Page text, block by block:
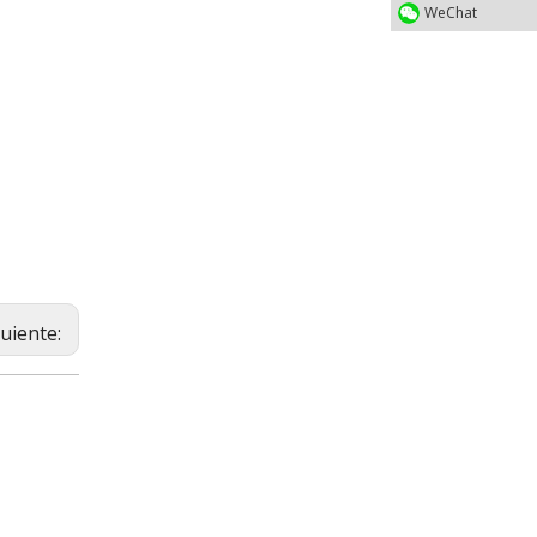
WeChat